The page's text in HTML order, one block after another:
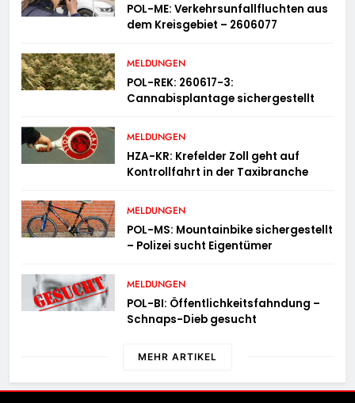
POL-ME: Verkehrsunfallfluchten aus
dem Kreisgebiet – 2606077
MELDUNGEN
POL-REK: 260617-3:
Cannabisplantage sichergestellt
MELDUNGEN
HZA-KR: Krefelder Zoll geht auf
Kontrollfahrt in der Taxibranche
MELDUNGEN
POL-MS: Mountainbike sichergestellt
– Polizei sucht Eigentümer
MELDUNGEN
POL-BI: Öffentlichkeitsfahndung –
Schnaps-Dieb gesucht
MEHR ARTIKEL